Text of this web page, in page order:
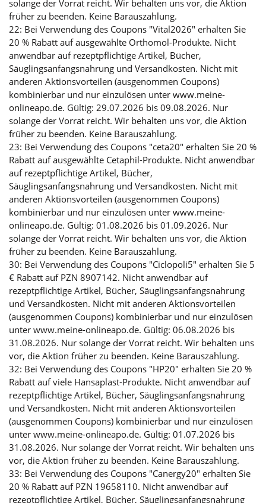
solange der Vorrat reicht. Wir behalten uns vor, die Aktion
früher zu beenden. Keine Barauszahlung.
22: Bei Verwendung des Coupons "Vital2026" erhalten Sie
20 % Rabatt auf ausgewählte Orthomol-Produkte. Nicht
anwendbar auf rezeptpflichtige Artikel, Bücher,
Säuglingsanfangsnahrung und Versandkosten. Nicht mit
anderen Aktionsvorteilen (ausgenommen Coupons)
kombinierbar und nur einzulösen unter www.meine-
onlineapo.de. Gültig: 29.07.2026 bis 09.08.2026. Nur
solange der Vorrat reicht. Wir behalten uns vor, die Aktion
früher zu beenden. Keine Barauszahlung.
23: Bei Verwendung des Coupons "ceta20" erhalten Sie 20 %
Rabatt auf ausgewählte Cetaphil-Produkte. Nicht anwendbar
auf rezeptpflichtige Artikel, Bücher,
Säuglingsanfangsnahrung und Versandkosten. Nicht mit
anderen Aktionsvorteilen (ausgenommen Coupons)
kombinierbar und nur einzulösen unter www.meine-
onlineapo.de. Gültig: 01.08.2026 bis 01.09.2026. Nur
solange der Vorrat reicht. Wir behalten uns vor, die Aktion
früher zu beenden. Keine Barauszahlung.
30: Bei Verwendung des Coupons "Ciclopoli5" erhalten Sie 5
€ Rabatt auf PZN 8907142. Nicht anwendbar auf
rezeptpflichtige Artikel, Bücher, Säuglingsanfangsnahrung
und Versandkosten. Nicht mit anderen Aktionsvorteilen
(ausgenommen Coupons) kombinierbar und nur einzulösen
unter www.meine-onlineapo.de. Gültig: 06.08.2026 bis
31.08.2026. Nur solange der Vorrat reicht. Wir behalten uns
vor, die Aktion früher zu beenden. Keine Barauszahlung.
32: Bei Verwendung des Coupons "HP20" erhalten Sie 20 %
Rabatt auf viele Hansaplast-Produkte. Nicht anwendbar auf
rezeptpflichtige Artikel, Bücher, Säuglingsanfangsnahrung
und Versandkosten. Nicht mit anderen Aktionsvorteilen
(ausgenommen Coupons) kombinierbar und nur einzulösen
unter www.meine-onlineapo.de. Gültig: 01.07.2026 bis
31.08.2026. Nur solange der Vorrat reicht. Wir behalten uns
vor, die Aktion früher zu beenden. Keine Barauszahlung.
33: Bei Verwendung des Coupons "Canergy20" erhalten Sie
20 % Rabatt auf PZN 19658110. Nicht anwendbar auf
rezeptpflichtige Artikel, Bücher, Säuglingsanfangsnahrung